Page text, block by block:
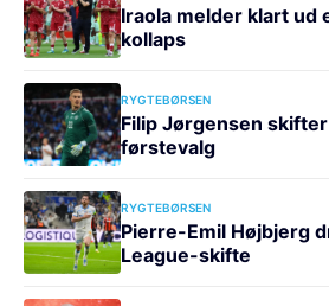
Iraola melder klart ud
kollaps
RYGTEBØRSEN
Filip Jørgensen
førstevalg
RYGTEBØRSEN
Pierre-Emil Højbjerg
League-skifte